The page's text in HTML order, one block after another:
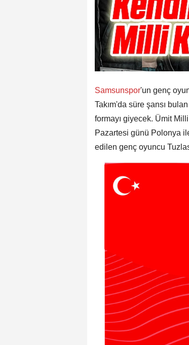
Samsunspor'un genç
Takım'da süre şansı
formayı giyecek. Ümit
Pazartesi günü Polonya
edilen genç oyuncu